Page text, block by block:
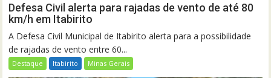
Defesa Civil alerta para rajadas de vento de até 80
km/h em Itabirito
A Defesa Civil Municipal de Itabirito alerta para a possibilidade
de rajadas de vento entre 60...
Destaque Itabirito Minas Gerais